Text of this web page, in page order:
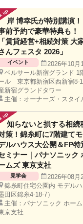
岸 博幸氏が特別講演！
前予約で豪華特典も！
「賃貸経営+相続対策 大
んフェスタ 2026」
イベント
2026年10月
ベルサール新宿グランド 1
ル 東京都新宿区西新宿8-
新宿グランドタワー
主催：オーナーズ・スタイ
知らないと損する相続
策！錦糸町に7階建てモ
ルハウス大公開＆FP特
ミナー｜パナソニック
ムズ 東京支社
見学会
2026年08月
錦糸町住宅公園内 モデル
田区錦糸4-18-7）
主催：パナソニック ホーム
京支社